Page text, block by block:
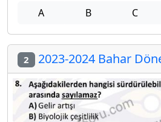
A B C
2 2023-2024 Bahar